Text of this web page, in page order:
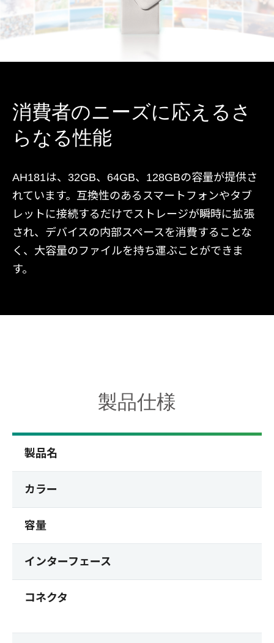
消費者のニーズに応えるさ
らなる性能
AH181は、32GB、64GB、128GBの容量が提供さ
れています。互換性のあるスマートフォンやタブ
レットに接続するだけでストレージが瞬時に拡張
され、デバイスの内部スペースを消費することな
く、大容量のファイルを持ち運ぶことができま
す。
製品仕様
製品名
カラー
容量
インターフェース
コネクタ